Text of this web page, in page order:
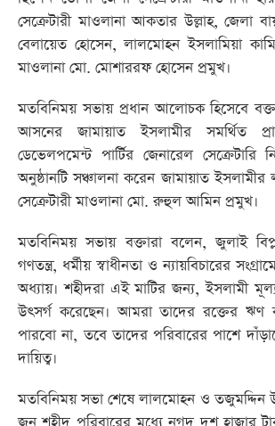
সেক্রেটারী মাওলানা আকতার উল্লাহ, জেলা
বেলায়েত হোসেন, লালমোহন ইসলামিয়া
মাওলানা মো. মোশাররফ হোসেন প্রমুখ।
মতবিনিময় সভায় প্রধান আলোচক হিসেবে
আসনের জামায়াত ইসলামীর সমর্থিত
ডেভেলপমেন্ট পার্টির জেনারেল
অনুষ্ঠানটি সঞ্চালনা করেন জামায়াত
সেক্রেটারী মাওলানা মো. রুহুল আমিন প্রমুখ।
মতবিনিময় সভায় বক্তারা বলেন, জুলাই
গণতন্ত্র, ধর্মীয় স্বাধীনতা ও ন্যায়বিচারের
অধ্যায়। শহীদরা এই মাটির জন্য, ইসলামী
উৎসর্গ করেছেন। আমরা তাদের রক্তের
পারবো না, তবে তাদের পরিবারের পাশে
দায়িত্ব।
মতবিনিময় সভা শেষে লালমোহন ও তজুমদ্দিন